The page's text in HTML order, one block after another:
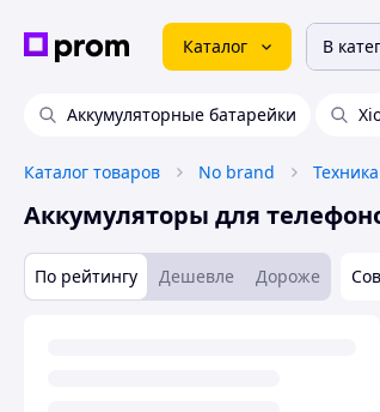
Каталог В
Аккумуляторные батарейки
Каталог товаров No brand
Аккумуляторы для
По рейтингу Дешевле Дороже